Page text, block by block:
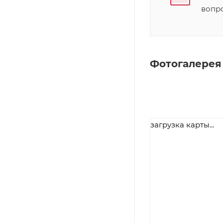
Фотогалерея
загрузка карты...